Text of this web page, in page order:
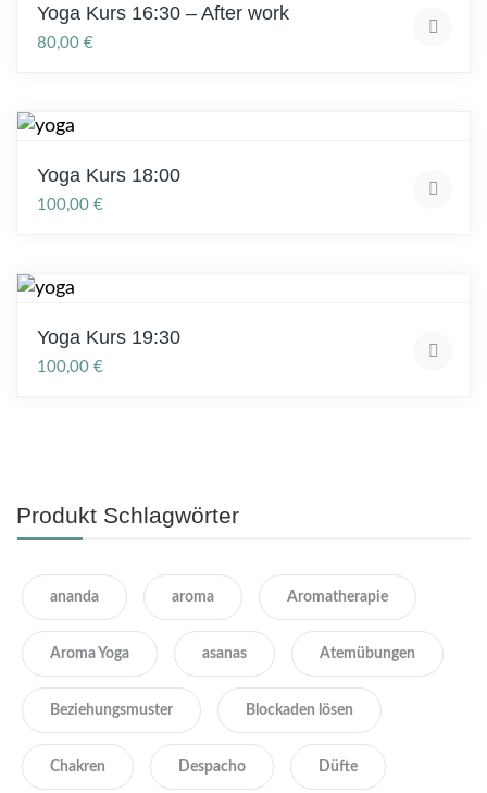
Yoga Kurs 16:30 – After work
80,00 €
Yoga Kurs 18:00
100,00 €
Yoga Kurs 19:30
100,00 €
Produkt Schlagwörter
ananda aroma Aromatherapie
Aroma Yoga asanas Atemübungen
Beziehungsmuster Blockaden lösen
Chakren Despacho Düfte